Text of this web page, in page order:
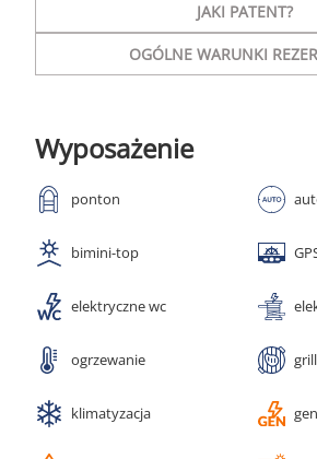
JAKI PATENT?
OGÓLNE WARUNKI
Wyposażenie
ponton
bimini-top
elektryczne wc
ogrzewanie grill
klimatyzacja